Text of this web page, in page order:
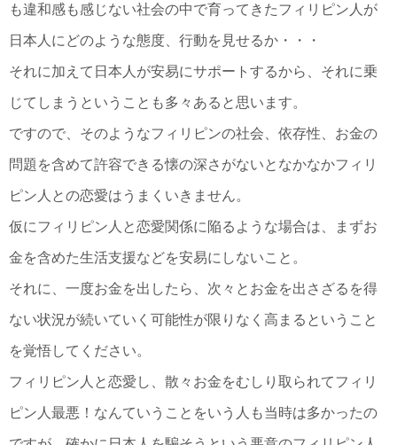
も違和感も感じない社会の中で育ってきたフィリピン人が
日本人にどのような態度、行動を見せるか・・・
それに加えて日本人が安易にサポートするから、それに乗
じてしまうということも多々あると思います。
ですので、そのようなフィリピンの社会、依存性、お金の
問題を含めて許容できる懐の深さがないとなかなかフィリ
ピン人との恋愛はうまくいきません。
仮にフィリピン人と恋愛関係に陥るような場合は、まずお
金を含めた生活支援などを安易にしないこと。
それに、一度お金を出したら、次々とお金を出さざるを得
ない状況が続いていく可能性が限りなく高まるということ
を覚悟してください。
フィリピン人と恋愛し、散々お金をむしり取られてフィリ
ピン人最悪！なんていうことをいう人も当時は多かったの